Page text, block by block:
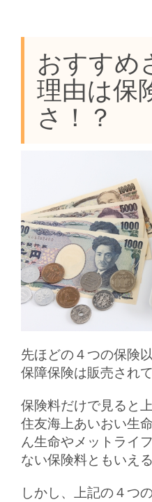
おすすめ
理由は保
さ！？
先ほどの４つの保険
保障保険は販売されて
保険料だけで見ると
住友海上あいおい生
ん生命やメットライ
ない保険料ともいえ
しかし、上記の４つ